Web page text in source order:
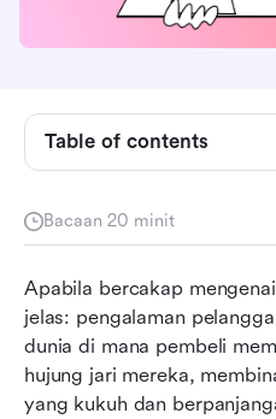
Bacaan 20 minit
Apabila bercakap
jelas: pengalaman
dunia di mana pembeli
hujung jari mereka,
yang kukuh dan
Table of contents
Apakah perisian CRM
10 Perisian CRM Runcit
2026
Bagaimana memilih
untuk perniagaan anda